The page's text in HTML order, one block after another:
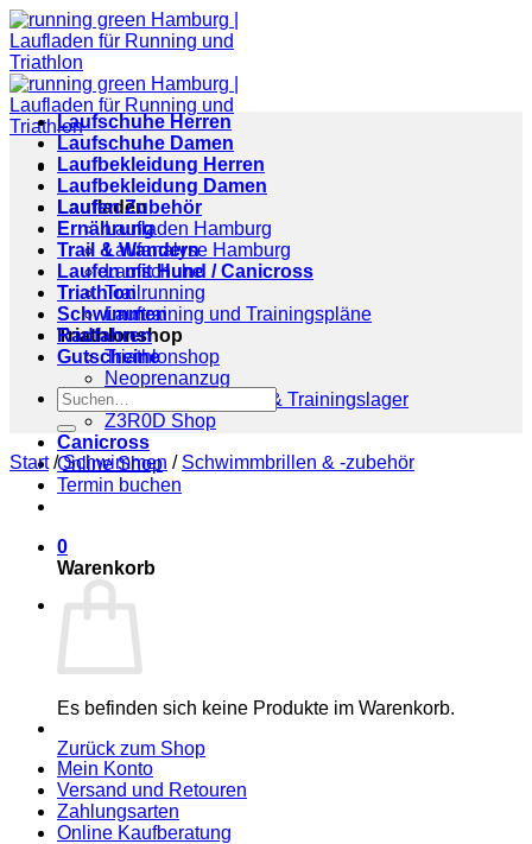
Zum
Inhalt
springen
Laufladen
Laufladen Hamburg
Laufanalyse Hamburg
Laufschuhe
Trailrunning
Lauftraining und Trainingspläne
Triathlonshop
Triathlonshop
Neoprenanzug
Triathlon Coaching & Trainingslager
Z3R0D Shop
Canicross
Online Shop
Termin buchen
0
Warenkorb
Es befinden sich keine Produkte im Warenkorb.
Zurück zum Shop
Laufschuhe Herren
Laufschuhe Damen
Laufbekleidung Herren
Laufbekleidung Damen
Laufen Zubehör
Ernährung
Trail & Wandern
Laufen mit Hund / Canicross
Triathlon
Schwimmen
Radfahren
Gutscheine
Suchen
nach:
Start / Schwimmen / Schwimmbrillen & -zubehör
Mein Konto
Versand und Retouren
Zahlungsarten
Online Kaufberatung